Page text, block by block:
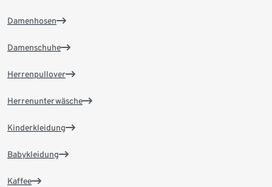
Damenhosen
Damenschuhe
Herrenpullover
Herrenunterwäsche
Kinderkleidung
Babykleidung
Kaffee